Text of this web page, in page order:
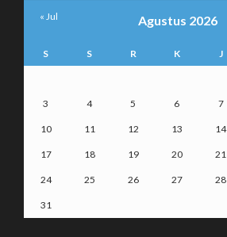
Agustus 2026
S S R K J
3 4 5 6 7
10 11 12 13 14
17 18 19 20 21
24 25 26 27 28
31
« Jul